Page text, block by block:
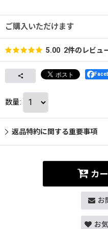
ご購入いただけます
5.00 2件のレビュ
数量:
返品特約に関する重要事項
カ
お
お